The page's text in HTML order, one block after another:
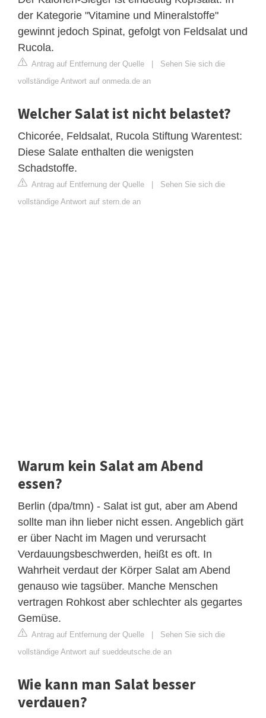
der Kategorie "Vitamine und Mineralstoffe"
gewinnt jedoch Spinat, gefolgt von Feldsalat und
Rucola.
Antrag auf Entfernung der Quelle
Sehen Sie sich die
vollständige Antwort auf onmeda.de an
Welcher Salat ist nicht belastet?
Chicorée, Feldsalat, Rucola Stiftung Warentest:
Diese Salate enthalten die wenigsten
Schadstoffe.
Antrag auf Entfernung der Quelle
Sehen Sie sich die
vollständige Antwort auf stern.de an
Warum kein Salat am Abend
essen?
Berlin (dpa/tmn) - Salat ist gut, aber am Abend
sollte man ihn lieber nicht essen. Angeblich gärt
er über Nacht im Magen und verursacht
Verdauungsbeschwerden, heißt es oft. In
Wahrheit verdaut der Körper Salat am Abend
genauso wie tagsüber. Manche Menschen
vertragen Rohkost aber schlechter als gegartes
Gemüse.
Antrag auf Entfernung der Quelle
Sehen Sie sich die
vollständige Antwort auf sueddeutsche.de an
Wie kann man Salat besser
verdauen?